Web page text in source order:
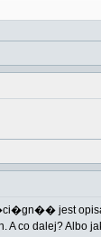
jest
A co dalej?